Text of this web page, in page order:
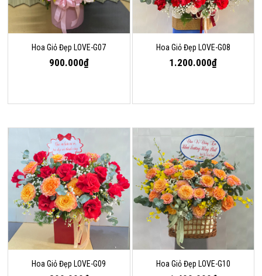
Hoa Giỏ Đẹp LOVE-G07
900.000₫
Hoa Giỏ Đẹp LOVE-G08
1.200.000₫
Hoa Giỏ Đẹp LOVE-G09 Hoa Giỏ Đẹp LOVE-G10